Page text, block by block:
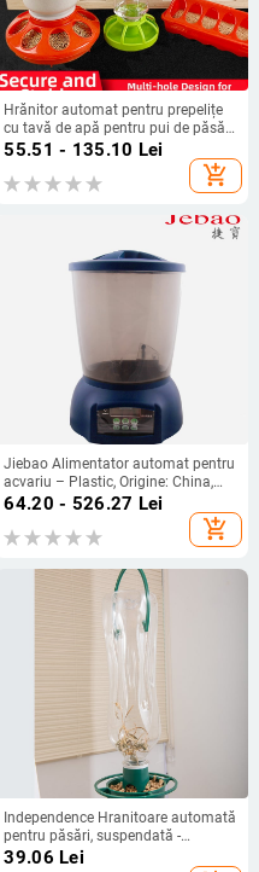
Hrănitor automat pentru prepelițe
cu tavă de apă pentru pui de păsări
(Material: Alte; Origine: Alte; Import:
Nu; Marcă: Alte; Compatibil cu
acvariu)
55.51 - 135.10 Lei
add_shopping_cart
Jiebao Alimentator automat pentru
acvariu – Plastic, Origine: China,
Ambalare 3 kg
64.20 - 526.27 Lei
add_shopping_cart
Independence Hranitoare automată
pentru păsări, suspendată -
polipropilenă, pentru acvariu, set
39.06 Lei